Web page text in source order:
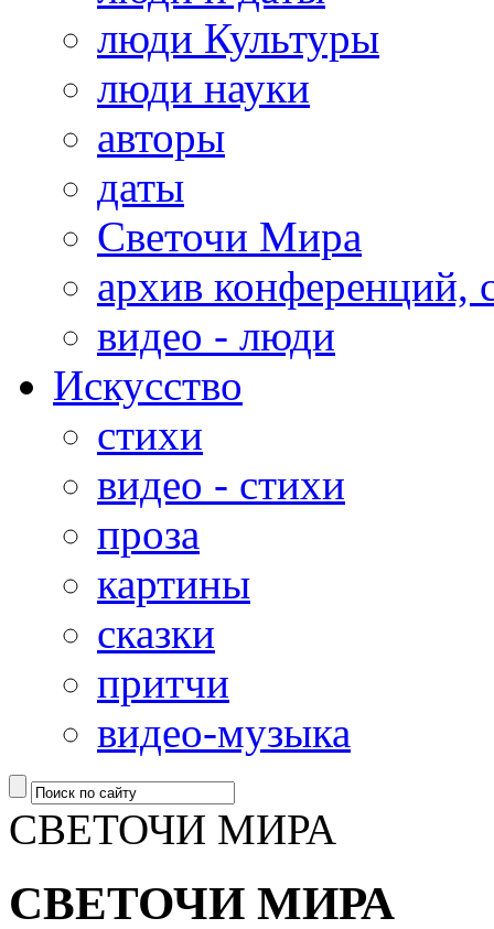
люди Культуры
люди науки
авторы
даты
Светочи Мира
архив конференций,
видео - люди
Искусство
стихи
видео - стихи
проза
картины
сказки
притчи
видео-музыка
СВЕТОЧИ МИРА
СВЕТОЧИ МИРА